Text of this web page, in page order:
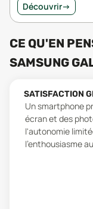
Découvrir→
CE QU'EN
SAMSUNG
SATISFACTION
Un smartphone
écran et des
l'autonomie
l'enthousiasme